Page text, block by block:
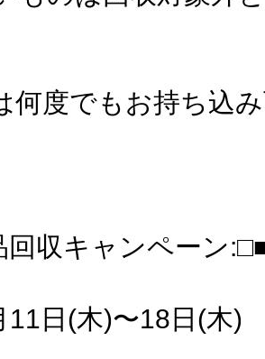
何度でもお持ち込
回収キャンペーン
11日(木)〜18日(木)